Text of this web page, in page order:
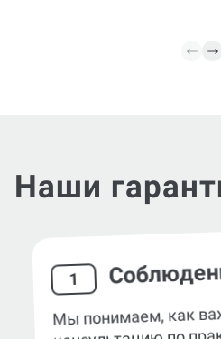
Наши
1
Мы понимаем, как